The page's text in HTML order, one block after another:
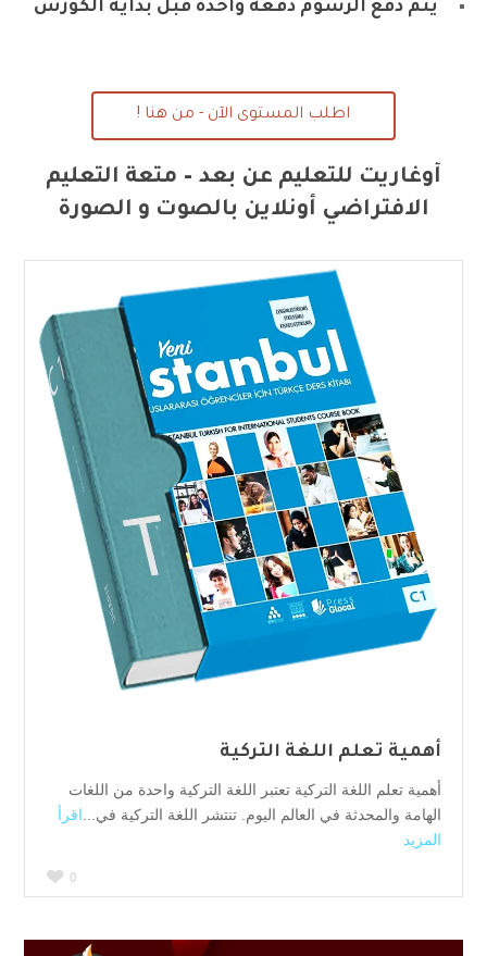
يتم دفع الرسوم دفعة واحدة قبل بداية الكورس
اطلب المستوى الآن - من هنا !
أوغاريت للتعليم عن بعد – متعة التعليم
الافتراضي أونلاين بالصوت و الصورة
أهمية تعلم اللغة التركية
أهمية تعلم اللغة التركية تعتبر اللغة التركية واحدة من اللغات
الهامة والمحدثة في العالم اليوم. تنتشر اللغة التركية في... اقرأ
المزيد
0